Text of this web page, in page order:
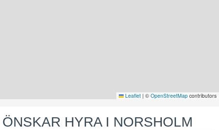
Leaflet | © OpenStreetMap contributors
ÖNSKAR HYRA I NORSHOLM